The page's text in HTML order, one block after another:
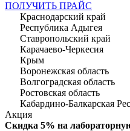
ПОЛУЧИТЬ ПРАЙС
Краснодарский край
Республика Адыгея
Ставропольский край
Карачаево-Черкесия
Крым
Воронежская область
Волгоградская область
Ростовская область
Кабардино-Балкарская
Акция
Скидка 5% на